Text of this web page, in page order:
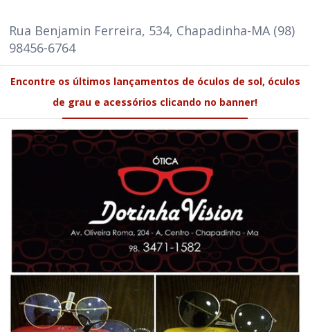
Rua Benjamin Ferreira, 534, Chapadinha-MA (98)
98456-6764
Encontre os últimos lançamentos de óculos de sol, óculos
de grau e acessórios clicando no banner!